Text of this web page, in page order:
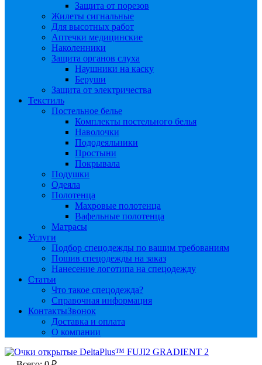
Защита от порезов
Жилеты сигнальные
Для высотных работ
Аптечки медицинские
Наколенники
Защита органов слуха
Наушники на каску
Беруши
Защита от электричества
Текстиль
Постельное белье
Комплекты постельного белья
Наволочки
Пододеяльники
Простыни
Покрывала
Подушки
Одеяла
Полотенца
Махровые полотенца
Вафельные полотенца
Матрасы
Услуги
Подбор спецодежды по вашим требованиям
Пошив спецодежды на заказ
Нанесение логотипа на спецодежду
Статьи
Что такое спецодежда?
Справочная информация
КонтактыЗвонок
Доставка и оплата
О компании